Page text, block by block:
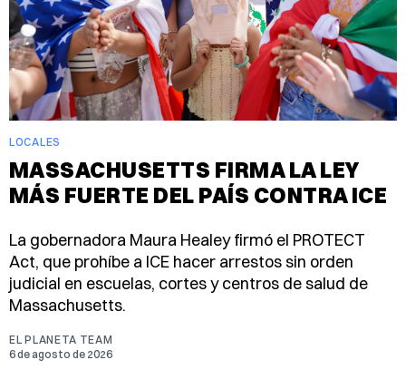
LOCALES
MASSACHUSETTS FIRMA LA LEY
MÁS FUERTE DEL PAÍS CONTRA ICE
La gobernadora Maura Healey firmó el PROTECT
Act, que prohíbe a ICE hacer arrestos sin orden
judicial en escuelas, cortes y centros de salud de
Massachusetts.
EL PLANETA TEAM
6 de agosto de 2026